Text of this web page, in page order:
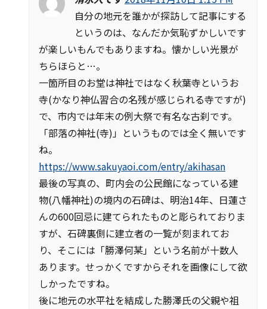
自分の地元を誰かが探訪して記事にする
というのは、なんだか気恥ずかしいです
が楽しいもんでもありますね。懐かしい光景が
ちらほらと…。
一箇所目のお堂は神社ではなく秋葉寺というお
寺(かなり神仏習合の名残が感じられる寺ですが)
で、市内では年末の例大祭で有名な古刹です。
「部落の神社(寺)」というものでは全く無いです
ね。
https://www.sakuyaoi.com/entry/akihasan
最後の写真の、町内会の公民館になっている建
物(八幡神社)の境内の石碑は、明治14年、日蓮さ
んの600回忌に建てられたものと彫られておりま
すが、石碑裏側に建立者の一覧が刻まれてお
り、そこには「勝澤何某」という名前が十数人
あります。せっかくですからそれを画像にして欲
しかったですね。
後に地元の水平社を結成した勝澤氏の父親や祖